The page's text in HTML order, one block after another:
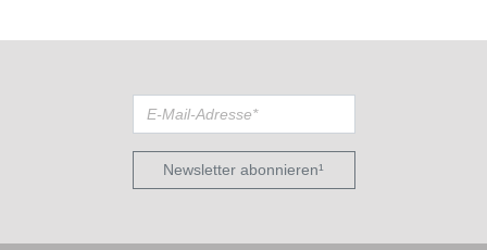
Newsletter abonnieren¹